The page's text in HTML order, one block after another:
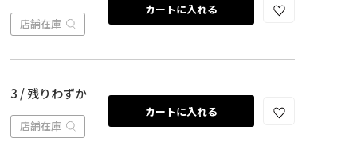
店舗在庫
カートに入れる
3 / 残りわずか
店舗在庫
カートに入れる